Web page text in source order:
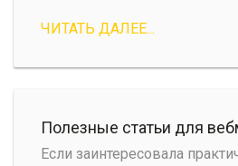
ЧИТАТЬ ДАЛЕЕ...
Полезные статьи для
Если заинтересовала